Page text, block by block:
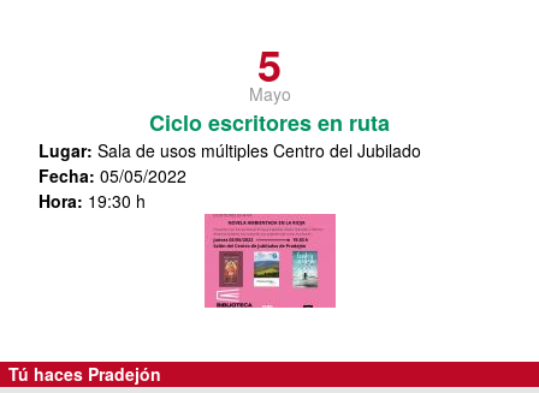
Tú haces Pradejón
Agenda de Eventos
5
Mayo
Ciclo escritores en ruta
Lugar: Sala de usos múltiples Centro del Jubilado
Fecha: 05/05/2022
Hora: 19:30 h